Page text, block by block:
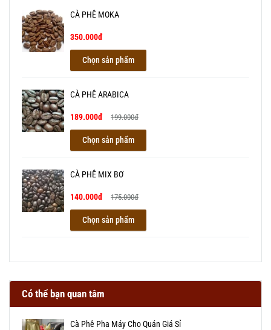
CÀ PHÊ MOKA
350.000đ
Chọn sản phẩm
CÀ PHÊ ARABICA
189.000đ 199.000đ
Chọn sản phẩm
CÀ PHÊ MIX BƠ
140.000đ 175.000đ
Chọn sản phẩm
Có thể bạn quan tâm
Cà Phê Pha Máy Cho Quán Giá Sỉ